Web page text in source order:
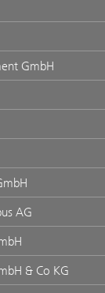
GmbH
AG
& Co KG